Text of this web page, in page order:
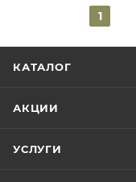
1
КАТАЛОГ
АКЦИИ
УСЛУГИ